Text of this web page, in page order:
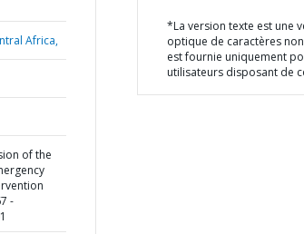
Africa,
of the
-
*La version texte est une
optique de caractères
est fournie uniquement
utilisateurs disposant de